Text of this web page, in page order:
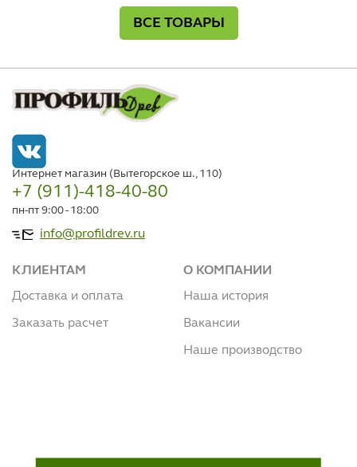
ВСЕ ТОВАРЫ
Интернет магазин (Вытегорское ш., 110)
+7 (911)-418-40-80
пн-пт 9:00 - 18:00
info@profildrev.ru
КЛИЕНТАМ
Доставка и оплата
Заказать расчет
О КОМПАНИИ
Наша история
Вакансии
Наше производство